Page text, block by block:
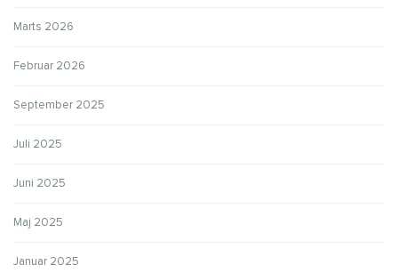
Marts 2026
Februar 2026
September 2025
Juli 2025
Juni 2025
Maj 2025
Januar 2025